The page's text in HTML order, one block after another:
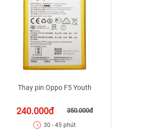
Thay pin Oppo F5 Youth
240.000đ 350.000đ
30 - 45 phút